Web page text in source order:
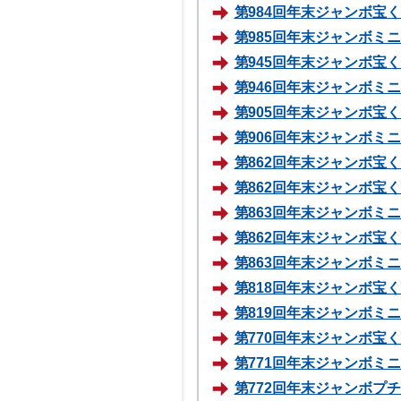
第984回年末ジャンボ宝
第985回年末ジャンボミ
第945回年末ジャンボ宝
第946回年末ジャンボミ
第905回年末ジャンボ宝
第906回年末ジャンボミ
第862回年末ジャンボ宝
第862回年末ジャンボ宝
第863回年末ジャンボミ
第862回年末ジャンボ宝
第863回年末ジャンボミ
第818回年末ジャンボ宝
第819回年末ジャンボミ
第770回年末ジャンボ宝
第771回年末ジャンボミ
第772回年末ジャンボプ